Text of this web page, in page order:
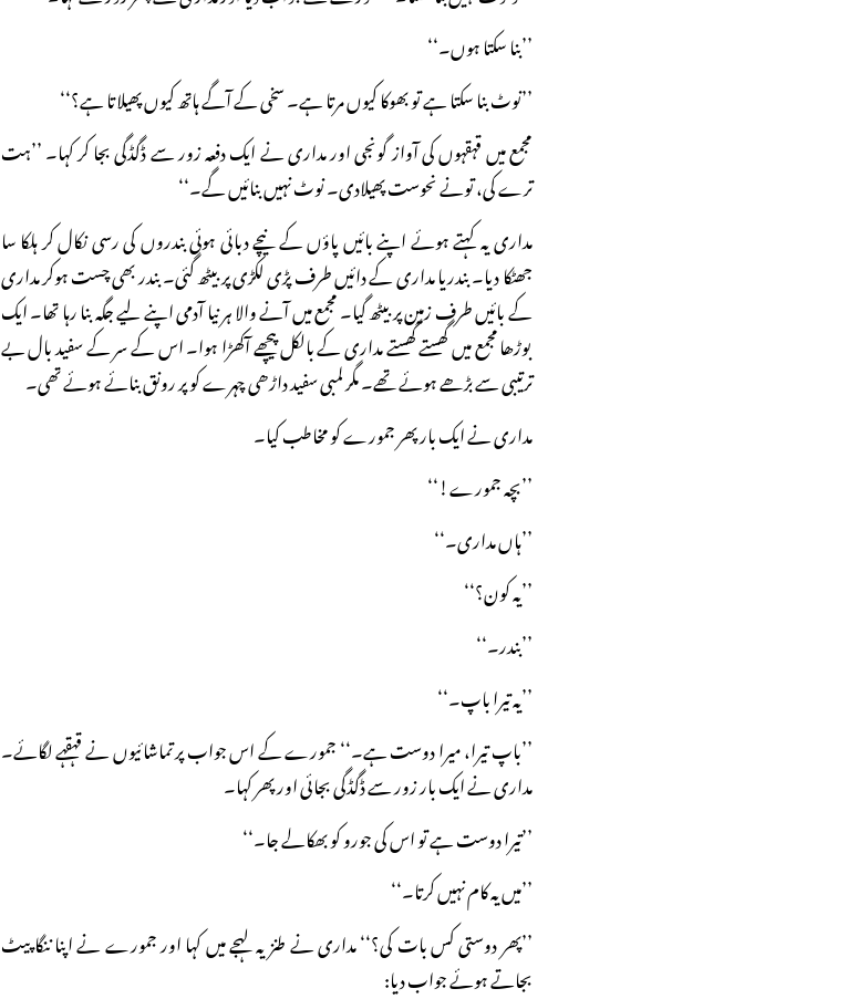
’’بنا سکتا ہوں۔‘‘
’’نوٹ بنا سکتا ہے تو بھوکا کیوں مرتا ہے۔ سخی کے آگے ہاتھ کیوں پھیلاتا ہے؟‘‘
مجمع میں قہقہوں کی آواز گونجی اور مداری نے ایک دفعہ زور سے ڈگڈگی بجا کر کہا۔ ’’ہت
ترے کی، تونے نحوست پھیلادی۔ نوٹ نہیں بنائیں گے۔‘‘
مداری یہ کہتے ہوئے اپنے بائیں پاؤں کے نیچے دبائی ہوئی بندروں کی رسی نکال کر ہلکا سا
جھٹکا دیا۔ بندریا مداری کے دائیں طرف پڑی لکڑی پر بیٹھ گئی۔ بندر بھی چست ہوکر مداری
کے بائیں طرف زمین پر بیٹھ گیا۔ مجمع میں آنے والا ہر نیا آدمی اپنے لیے جگہ بنا رہا تھا۔ ایک
بوڑھا مجمع میں گھستے گھستے مداری کے بالکل پیچھے آکھڑا ہوا۔ اس کے سر کے سفید بال بے
ترتیبی سے بڑھے ہوئے تھے۔ مگر لمبی سفید داڑھی چہرے کو پر رونق بنائے ہوئے تھی۔
مداری نے ایک بار پھر جمورے کو مخاطب کیا۔
’’بچہ جمورے!‘‘
’’ہاں مداری۔‘‘
’’یہ کون؟‘‘
’’بندر۔‘‘
’’یہ تیرا باپ۔‘‘
’’باپ تیرا، میرا دوست ہے۔‘‘ جمورے کے اس جواب پر تماشائیوں نے قہقہے لگائے۔
مداری نے ایک بار زور سے ڈگڈگی بجائی اور پھر کہا۔
’’تیرا دوست ہے تو اس کی جورو کو بھکالے جا۔‘‘
’’میں یہ کام نہیں کرتا۔‘‘
’’پھر دوستی کس بات کی؟‘‘ مداری نے طنزیہ لہجے میں کہا اور جمورے نے اپنا ننگا پیٹ
بجاتے ہوئے جواب دیا: